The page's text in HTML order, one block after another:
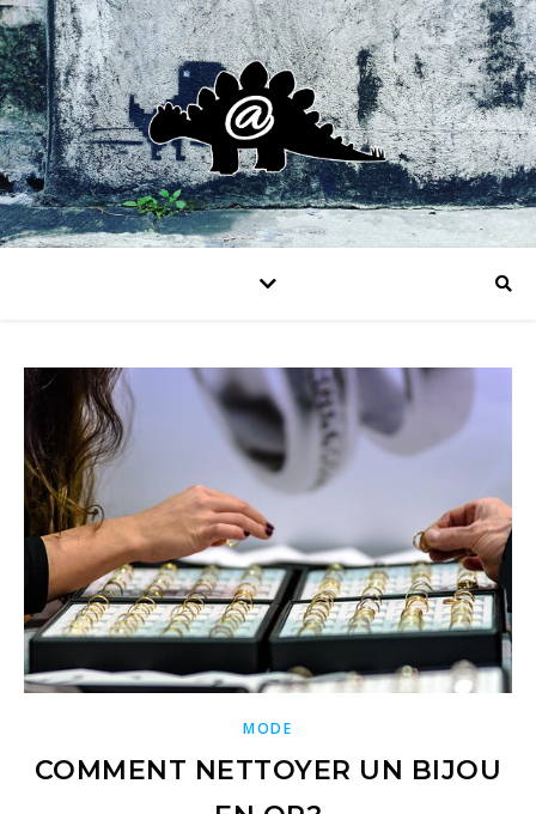
MODE
COMMENT NETTOYER UN BIJOU